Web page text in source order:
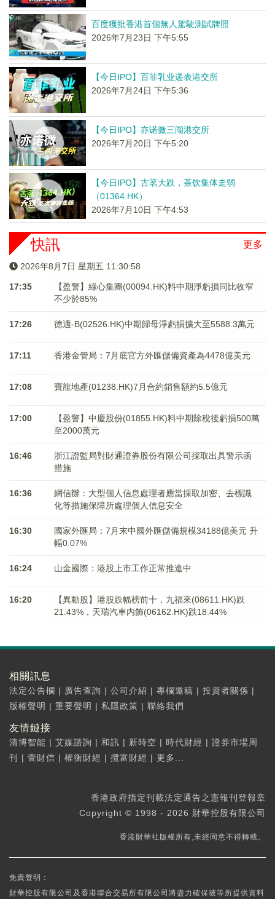
百度獲批香港首個無人駕駛測試牌照
2026年7月23日 下午5:55
【今日IPO】百菲乳业递表港交所
2026年7月24日 下午5:36
【今日IPO】亦诺微三闯港交所
2026年7月20日 下午5:20
【今日IPO】古茗大跌，茶饮集体走弱
（01364.HK）
2026年7月10日 下午4:53
更多
快訊
2026年8月7日 星期五 11:30:58
17:35
【盈警】綠心集團(00094.HK)料中期淨虧損同比收窄
不少於85%
17:26 德適-B(02526.HK)中期歸母淨虧損擴大至5588.3萬元
17:11 香港金管局：7月底官方外匯儲備資產為4478億美元
17:08 寶龍地產(01238.HK)7月合約銷售額約5.5億元
17:00
【盈警】中慶股份(01855.HK)料中期除稅後虧損500萬
至2000萬元
16:46
浙江證監局對財通證券股份有限公司採取出具警示函
措施
16:36
網信辦：大型個人信息處理者應當採取加密、去標識
化等措施保障所處理個人信息安全
16:30
國家外匯局：7月末中國外匯儲備規模34188億美元 升
幅0.07%
16:24 山金國際：港股上市工作正常推進中
16:20
【異動股】港股跌幅榜前十，九福來(08611.HK)跌
21.43%，天瑞汽車内飾(06162.HK)跌18.44%
相關訊息
法定公告欄 | 廣告查詢 | 公司介紹 | 專欄邀稿 | 投資者關係 |
版權聲明 | 重要聲明 | 私隱政策 | 聯絡我們
友情鏈接
清博智能 | 艾媒諮詢 | 和訊 | 新時空 | 時代財經 | 證券市場周
刊
| 壹財信 | 權衡財經 | 攬富財經 | 更多...
香港政府指定刊載法定通告之憲報刊登報章
Copyright © 1998 - 2026 財華控股有限公司
香港財華社版權所有,未經同意不得轉載。
免責聲明：
財華控股有限公司及香港聯合交易所有限公司將盡力確保彼等所提供資料